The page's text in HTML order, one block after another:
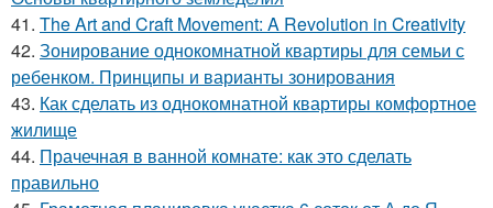
41. The Art and Craft Movement: A Revolution in Creativity
42. Зонирование однокомнатной квартиры для семьи с
ребенком. Принципы и варианты зонирования
43. Как сделать из однокомнатной квартиры комфортное
жилище
44. Прачечная в ванной комнате: как это сделать
правильно